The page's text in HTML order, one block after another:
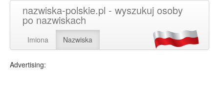
nazwiska-polskie.pl - wyszukuj osoby
po nazwiskach
Imiona Nazwiska
Advertising: